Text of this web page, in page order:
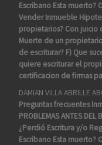
Escribano Esta muerto?
Vender Inmueble
propietarios? Con juicio
Muerte de un
de escriturar? F) Que
quiere escriturar el
certificacion de firmas
DAMIAN VILLA ABRILLE
Preguntas frecuentes
PROBLEMAS ANTES
¿Perdió Escritura y/o
Escribano Esta muerto?